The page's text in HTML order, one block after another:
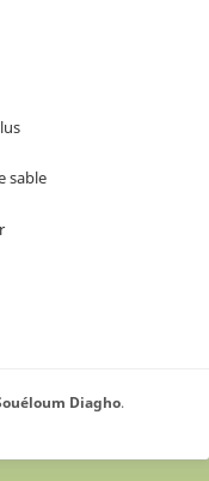
sable
Diagho.